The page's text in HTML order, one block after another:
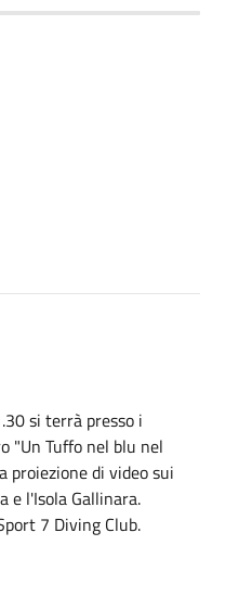
si terrà presso i
"Un Tuffo nel blu nel
proiezione di video sui
e l'Isola Gallinara.
7 Diving Club.